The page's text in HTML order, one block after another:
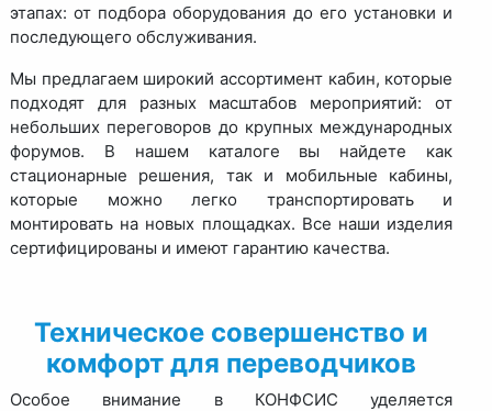
этапах: от подбора оборудования до его установки и
последующего обслуживания.
Мы предлагаем широкий ассортимент кабин, которые
подходят для разных масштабов мероприятий: от
небольших переговоров до крупных международных
форумов. В нашем каталоге вы найдете как
стационарные решения, так и мобильные кабины,
которые можно легко транспортировать и
монтировать на новых площадках. Все наши изделия
сертифицированы и имеют гарантию качества.
Техническое совершенство и
комфорт для переводчиков
Особое внимание в КОНФСИС уделяется